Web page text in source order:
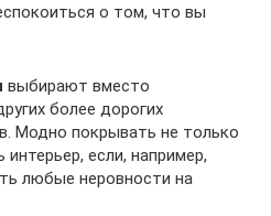
о том, что вы
выбирают вместо
более дорогих
Модно покрывать не только
если, например,
любые неровности на